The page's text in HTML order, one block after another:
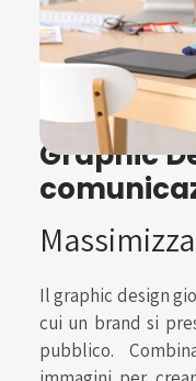
Graphic
Il graphic design
cui un brand si
pubblico.